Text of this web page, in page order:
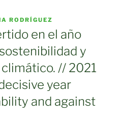
RODRÍGUEZ
en el año
y
// 2021
year
and against